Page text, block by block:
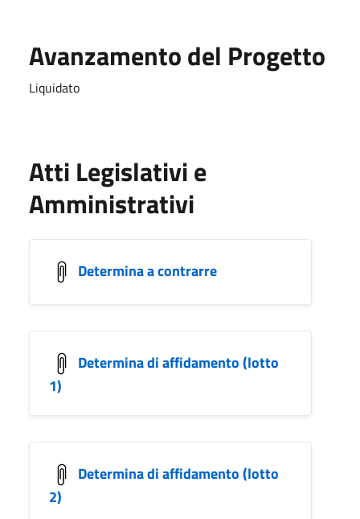
Avanzamento del Progetto
Liquidato
Atti Legislativi e
Amministrativi
Determina a contrarre
Determina di affidamento (lotto
1)
Determina di affidamento (lotto
2)